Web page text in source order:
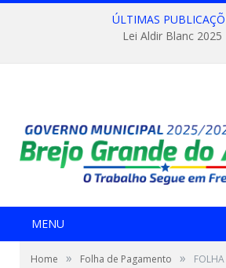
ÚLTIMAS
Lei Aldir Blanc 2025
MENU
Home » Folha de Pagamento »